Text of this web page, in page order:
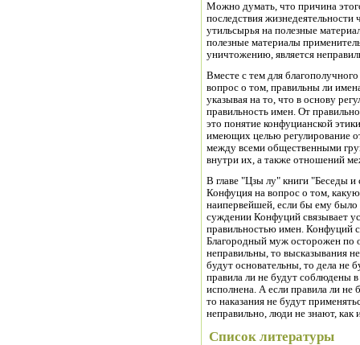
Можно думать, что причина
последствия
утильсырья на полезные
полезные материалы
уничтожению, является
Вместе с тем для
вопрос о том, правильны ли
указывая на то, что в основу
правильность имен. От
это понятие конфуцианской
имеющих целью регулирование
между всеми общественными
внутри их, а также отношений
В главе "Цзы лу" книги "Беседы
Конфуция на вопрос о том,
наипервейшей, если бы ему было
суждении Конфуций связывает
правильностью имен. Конфуций
Благородный муж осторожен по
неправильны, то высказывания
будут основательны, то дела не
правила ли не будут соблюдены
исполнена. А если правила ли
то наказания не будут
неправильно, люди не знают, как
Список литературы